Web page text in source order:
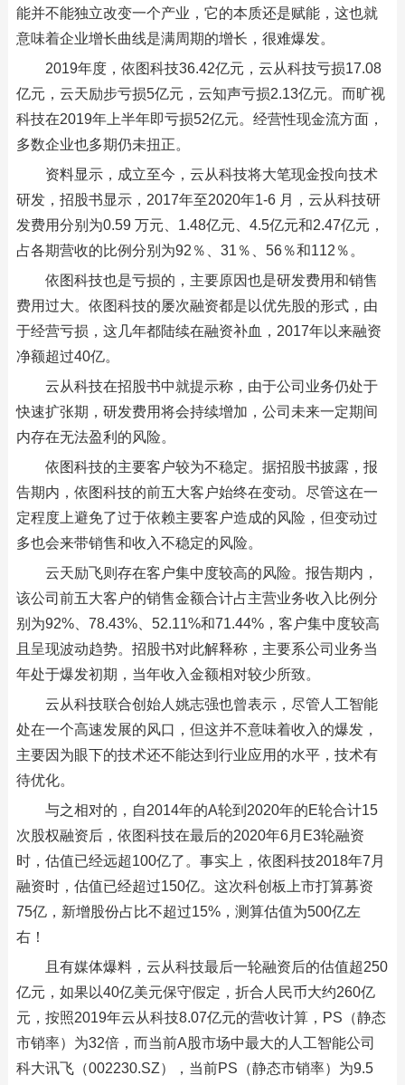
能并不能独立改变一个产业，它的本质还是赋能，这也就
意味着企业增长曲线是满周期的增长，很难爆发。
2019年度，依图科技36.42亿元，云从科技亏损17.08
亿元，云天励步亏损5亿元，云知声亏损2.13亿元。而旷视
科技在2019年上半年即亏损52亿元。经营性现金流方面，
多数企业也多期仍未扭正。
资料显示，成立至今，云从科技将大笔现金投向技术
研发，招股书显示，2017年至2020年1-6 月，云从科技研
发费用分别为0.59 万元、1.48亿元、4.5亿元和2.47亿元，
占各期营收的比例分别为92％、31％、56％和112％。
依图科技也是亏损的，主要原因也是研发费用和销售
费用过大。依图科技的屡次融资都是以优先股的形式，由
于经营亏损，这几年都陆续在融资补血，2017年以来融资
净额超过40亿。
云从科技在招股书中就提示称，由于公司业务仍处于
快速扩张期，研发费用将会持续增加，公司未来一定期间
内存在无法盈利的风险。
依图科技的主要客户较为不稳定。据招股书披露，报
告期内，依图科技的前五大客户始终在变动。尽管这在一
定程度上避免了过于依赖主要客户造成的风险，但变动过
多也会来带销售和收入不稳定的风险。
云天励飞则存在客户集中度较高的风险。报告期内，
该公司前五大客户的销售金额合计占主营业务收入比例分
别为92%、78.43%、52.11%和71.44%，客户集中度较高
且呈现波动趋势。招股书对此解释称，主要系公司业务当
年处于爆发初期，当年收入金额相对较少所致。
云从科技联合创始人姚志强也曾表示，尽管人工智能
处在一个高速发展的风口，但这并不意味着收入的爆发，
主要因为眼下的技术还不能达到行业应用的水平，技术有
待优化。
与之相对的，自2014年的A轮到2020年的E轮合计15
次股权融资后，依图科技在最后的2020年6月E3轮融资
时，估值已经远超100亿了。事实上，依图科技2018年7月
融资时，估值已经超过150亿。这次科创板上市打算募资
75亿，新增股份占比不超过15%，测算估值为500亿左
右！
且有媒体爆料，云从科技最后一轮融资后的估值超250
亿元，如果以40亿美元保守假定，折合人民币大约260亿
元，按照2019年云从科技8.07亿元的营收计算，PS（静态
市销率）为32倍，而当前A股市场中最大的人工智能公司
科大讯飞（002230.SZ），当前PS（静态市销率）为9.5